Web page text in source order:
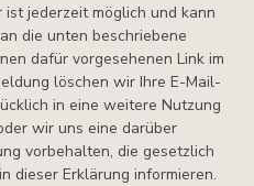
jederzeit möglich und kann
die unten beschriebene
dafür vorgesehenen Link im
löschen wir Ihre E-Mail-
in eine weitere Nutzung
wir uns eine darüber
vorbehalten, die gesetzlich
dieser Erklärung informieren.